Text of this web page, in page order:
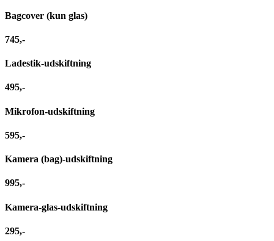
Bagcover (kun glas)
745,-
Ladestik-udskiftning
495,-
Mikrofon-udskiftning
595,-
Kamera (bag)-udskiftning
995,-
Kamera-glas-udskiftning
295,-